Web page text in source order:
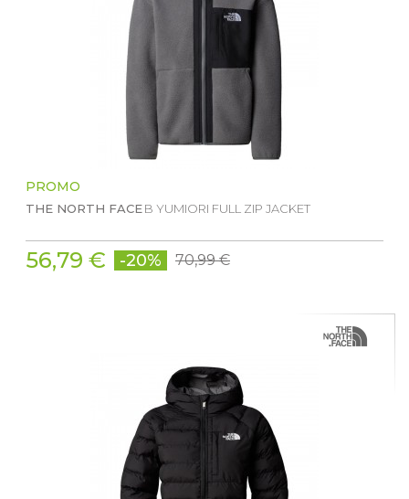
PROMO
THE NORTH FACEB YUMIORI FULL ZIP JACKET
56,79 € -20% 70,99 €